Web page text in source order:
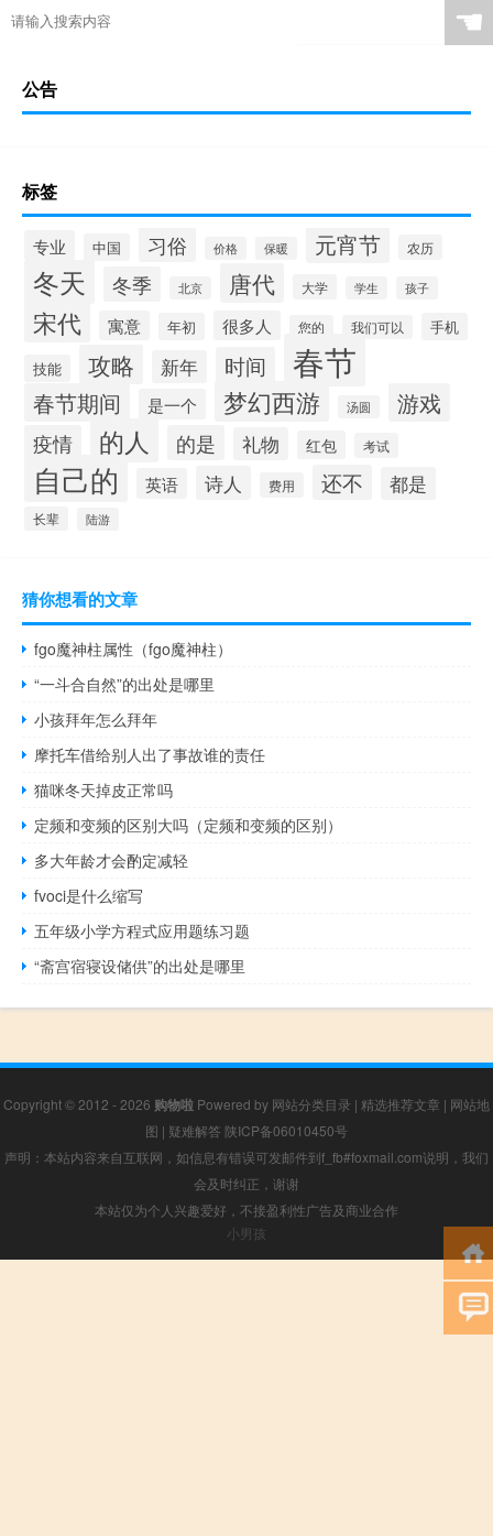
☚
公告
标签
专业 中国 习俗 价格 保暖 元宵节 农历
冬天 冬季 北京 唐代 大学 学生 孩子
宋代 寓意 年初 很多人 您的 我们可以
手机
技能
攻略 新年 时间 春节
春节期间 是一个 梦幻西游 汤圆 游戏
疫情 的人 的是 礼物 红包 考试
自己的 英语 诗人 费用 还不 都是
长辈 陆游
猜你想看的文章
fgo魔神柱属性（fgo魔神柱）
“一斗合自然”的出处是哪里
小孩拜年怎么拜年
摩托车借给别人出了事故谁的责任
猫咪冬天掉皮正常吗
定频和变频的区别大吗（定频和变频的区别）
多大年龄才会酌定减轻
fvoci是什么缩写
五年级小学方程式应用题练习题
“斋宫宿寝设储供”的出处是哪里
Copyright © 2012 - 2026 购物啦 Powered by 网站分类目录 | 精选推荐文章 | 网站地
图 | 疑难解答 陕ICP备06010450号
声明：本站内容来自互联网，如信息有错误可发邮件到f_fb#foxmail.com说明，我们
会及时纠正，谢谢
本站仅为个人兴趣爱好，不接盈利性广告及商业合作
小男孩